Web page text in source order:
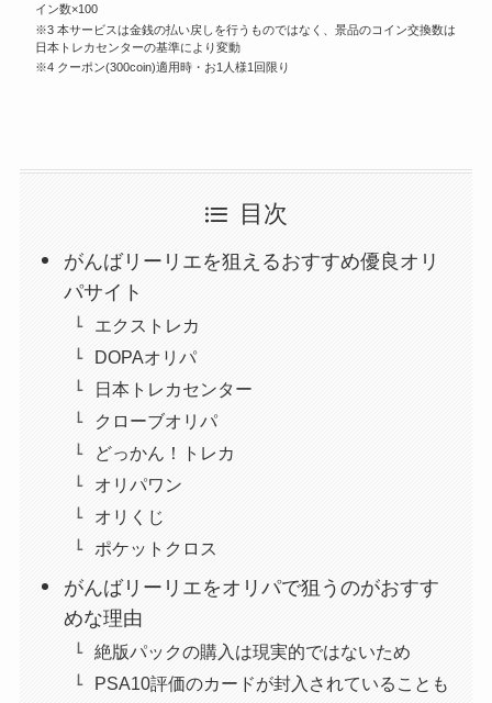
イン数×100
※3 本サービスは金銭の払い戻しを行うものではなく、景品のコイン交換数は
日本トレカセンターの基準により変動
※4 クーポン(300coin)適用時・お1人様1回限り
目次
がんばリーリエを狙えるおすすめ優良オリ
パサイト
エクストレカ
DOPAオリパ
日本トレカセンター
クローブオリパ
どっかん！トレカ
オリパワン
オリくじ
ポケットクロス
がんばリーリエをオリパで狙うのがおすす
めな理由
絶版パックの購入は現実的ではないため
PSA10評価のカードが封入されていることも